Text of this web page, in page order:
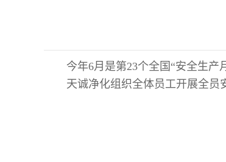
今年6月是第23个全国“安全生
天诚净化组织全体员工开展全员